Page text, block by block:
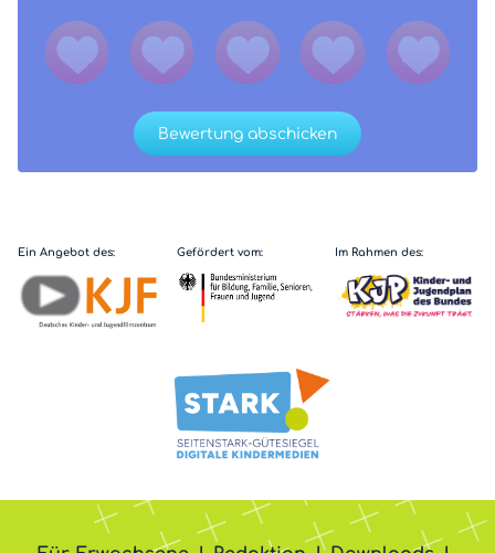
Bewertung abschicken
Ein Angebot des: Gefördert vom: Im Rahmen des: